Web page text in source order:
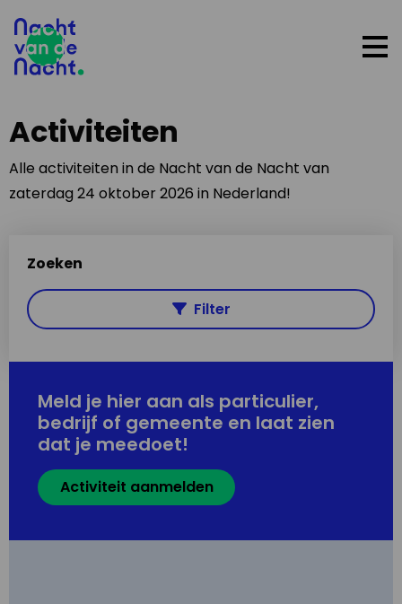
Activiteiten
Alle activiteiten in de Nacht van de Nacht van
zaterdag 24 oktober 2026 in Nederland!
Zoeken
Filter
Meld je hier aan als particulier,
bedrijf of gemeente en laat zien
dat je meedoet!
Activiteit aanmelden